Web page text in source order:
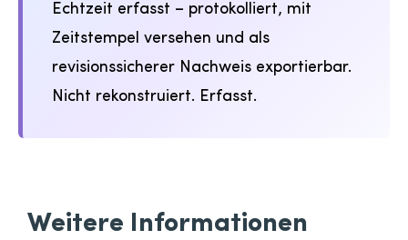
Echtzeit erfasst – protokolliert, mit
Zeitstempel versehen und als
revisionssicherer Nachweis exportierbar.
Nicht rekonstruiert. Erfasst.
Weitere Informationen